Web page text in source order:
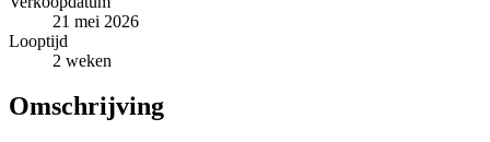
21 mei 2026
Looptijd
2 weken
Omschrijving